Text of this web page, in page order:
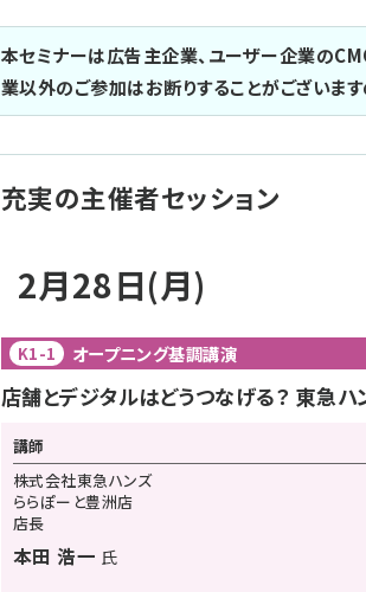
本セミナーは広告主企業、ユーザー企業の
業以外のご参加はお断りすることがございます
充実の主催者セッション
2月28日(月)
K1-1 オープニング基調講演
店舗とデジタルはどうつなげる？ 東
講師
株式会社東急ハンズ
ららぽーと豊洲店
店長
本田 浩一 氏